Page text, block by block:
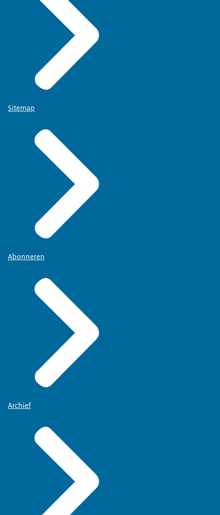
Sitemap
Abonneren
Archief